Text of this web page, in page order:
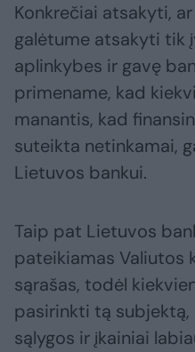
Konkrečiai atsakyti,
galėtume atsakyti tik
aplinkybes ir gavę
primename, kad
manantis, kad
suteikta netinkamai,
Lietuvos bankui.
Taip pat Lietuvos
pateikiamas Valiutos
sąrašas, todėl
pasirinkti tą
sąlygos ir įkainiai